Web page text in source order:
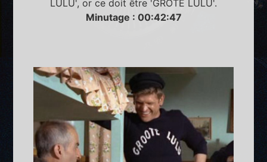
LULU', or ce doit être 'GROTE LULU'.
Minutage : 00:42:47